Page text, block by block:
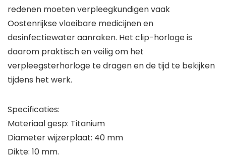
redenen moeten verpleegkundigen vaak
Oostenrijkse vloeibare medicijnen en
desinfectiewater aanraken. Het clip-horloge is
daarom praktisch en veilig om het
verpleegsterhorloge te dragen en de tijd te bekijken
tijdens het werk.
Specificaties:
Materiaal gesp: Titanium
Diameter wijzerplaat: 40 mm
Dikte: 10 mm.